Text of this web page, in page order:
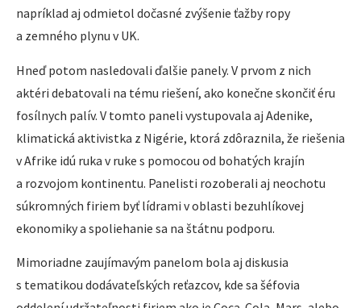
napríklad aj odmietol dočasné zvýšenie ťažby ropy
a zemného plynu v UK.
Hneď potom nasledovali ďalšie panely. V prvom z nich
aktéri debatovali na tému riešení, ako konečne skončiť éru
fosílnych palív. V tomto paneli vystupovala aj Adenike,
klimatická aktivistka z Nigérie, ktorá zdôraznila, že riešenia
v Afrike idú ruka v ruke s pomocou od bohatých krajín
a rozvojom kontinentu. Panelisti rozoberali aj neochotu
súkromných firiem byť lídrami v oblasti bezuhlíkovej
ekonomiky a spoliehanie sa na štátnu podporu.
Mimoriadne zaujímavým panelom bola aj diskusia
s tematikou dodávateľských reťazcov, kde sa šéfovia